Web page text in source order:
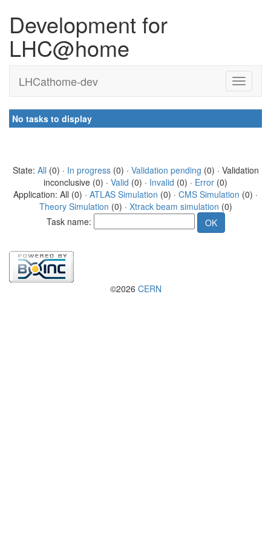
Development for
LHC@home
LHCathome-dev
No tasks to display
State: All (0) · In progress(0) · Validation pending (0) · Validation
inconclusive (0) · Valid (0) · Invalid (0) · Error (0)
Application: All (0) · ATLAS Simulation (0) · CMS Simulation (0) ·
Theory Simulation (0) · Xtrack beam simulation (0)
Task name:
©2026 CERN